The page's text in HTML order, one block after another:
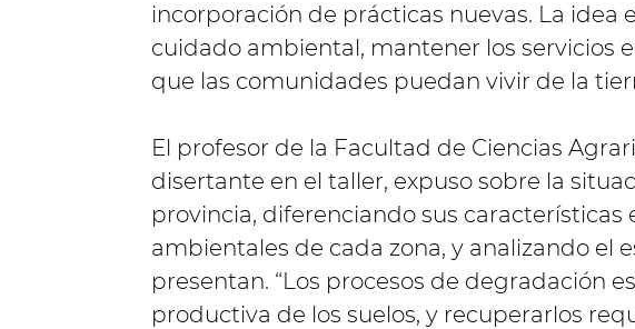
incorporación de prácticas nuevas. La idea
cuidado ambiental, mantener los servicios
que las comunidades puedan vivir de la
El profesor de la Facultad de Ciencias
disertante en el taller, expuso sobre la
provincia, diferenciando sus características
ambientales de cada zona, y analizando el
presentan. “Los procesos de degradación
productiva de los suelos, y recuperarlos